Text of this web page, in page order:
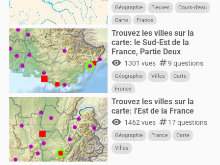
Géographie Fleuves
Cours-d'eau
Carte
France
Trouvez les villes sur la
carte: le Sud-Est de la
France, Partie Deux
visibility 1301 vues numbers9 questions
Géographie Villes
Carte
France
Trouvez les villes sur la
carte: l'Est de la France
visibility 1462 vues numbers17 questions
Géographie France
Carte
Villes